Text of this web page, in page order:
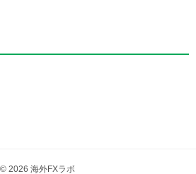
© 2026 海外FXラボ